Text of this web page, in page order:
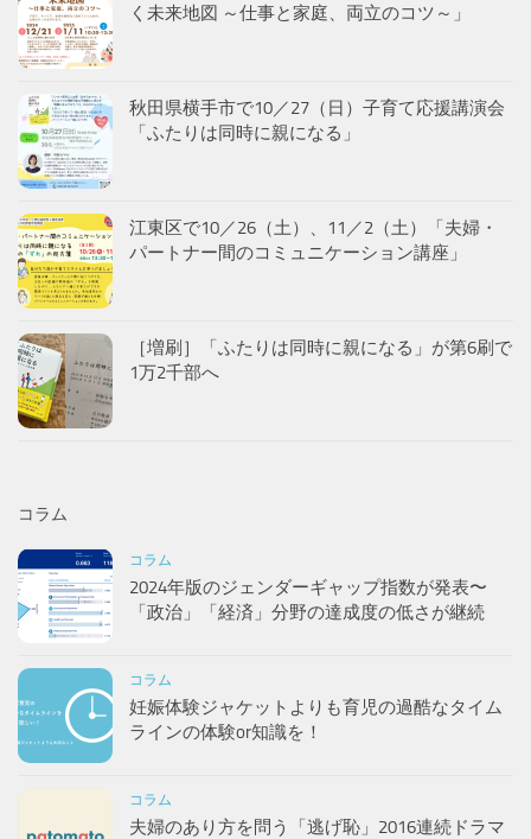
く未来地図 ～仕事と家庭、両立のコツ～」
秋田県横手市で10／27（日）子育て応援講演会
「ふたりは同時に親になる」
江東区で10／26（土）、11／2（土）「夫婦・
パートナー間のコミュニケーション講座」
［増刷］「ふたりは同時に親になる」が第6刷で
1万2千部へ
コラム
コラム
2024年版のジェンダーギャップ指数が発表〜
「政治」「経済」分野の達成度の低さが継続
コラム
妊娠体験ジャケットよりも育児の過酷なタイム
ラインの体験or知識を！
コラム
夫婦のあり方を問う「逃げ恥」2016連続ドラマ